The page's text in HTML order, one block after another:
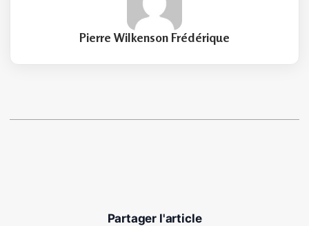
Pierre Wilkenson Frédérique
Partager l'article